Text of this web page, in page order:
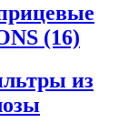
(16)
из